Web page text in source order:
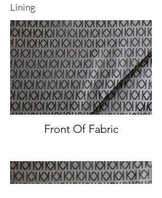
Lining
Front Of Fabric